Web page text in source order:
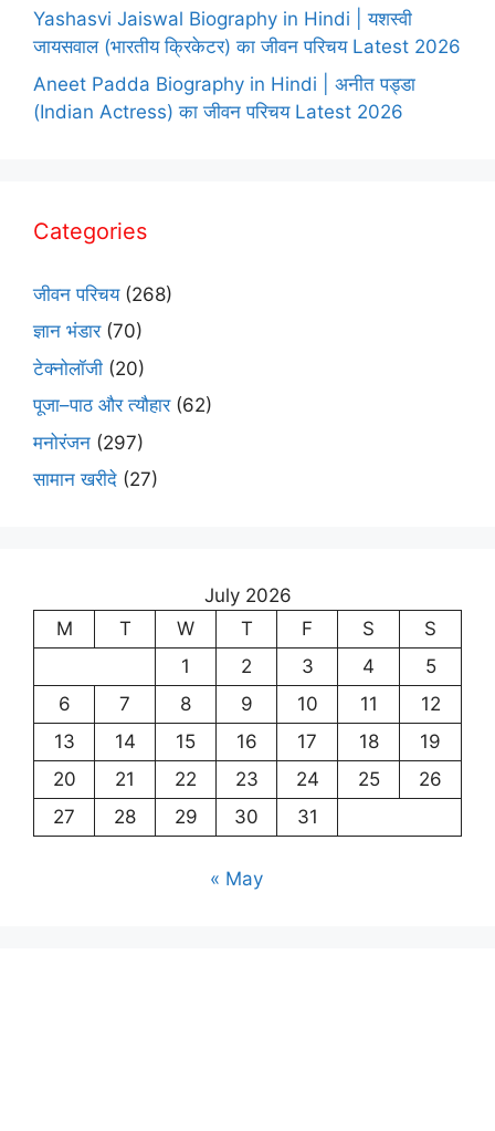
Yashasvi Jaiswal Biography in Hindi | यशस्वी
जायसवाल (भारतीय क्रिकेटर) का जीवन परिचय Latest 2026
Aneet Padda Biography in Hindi | अनीत पड्डा
(Indian Actress) का जीवन परिचय Latest 2026
Categories
जीवन परिचय(268)
ज्ञान भंडार(70)
टेक्नोलॉजी (20)
पूजा–पाठ और त्यौहार(62)
मनोरंजन (297)
सामान खरीदे (27)
July 2026
M
T W T F S
S
1
2 3 4
5
6
7 8 9 10 11
12
13
14 15 16 17 18
19
20
21 22 23 24 25
26
27
28 29 30 31
« May